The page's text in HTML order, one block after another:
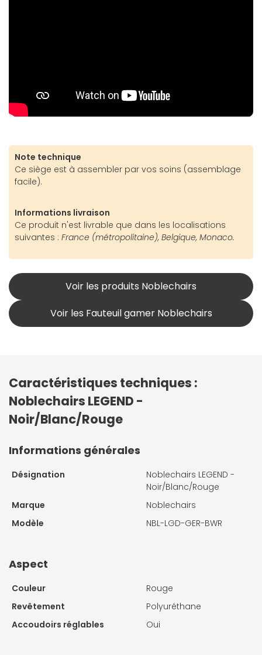
Note technique
Ce siège est à assembler par vos soins (assemblage
facile).
Informations livraison
Ce produit n'est livrable que dans les localisations
suivantes : France (métropolitaine), Belgique, Monaco.
Voir les produits Noblechairs
Voir les Fauteuil gamer Noblechairs
Caractéristiques techniques :
Noblechairs LEGEND -
Noir/Blanc/Rouge
Informations générales
Désignation
Noblechairs LEGEND -
Noir/Blanc/Rouge
Marque
Noblechairs
Modèle
NBL-LGD-GER-BWR
Aspect
Couleur
Rouge
Revêtement
Polyuréthane
Accoudoirs réglables
Oui